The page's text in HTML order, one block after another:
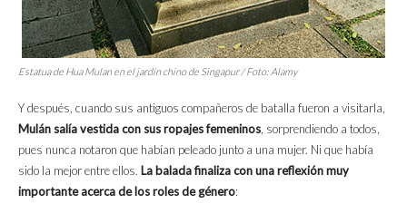
Estatua de Hua Mulan en el jardín chino de Singapur / Foto: Alamy
Y después, cuando sus antiguos compañeros de batalla fueron a visitarla,
Mulán salía vestida con sus ropajes femeninos , sorprendiendo a todos,
pues nunca notaron que habían peleado junto a una mujer. Ni que había
sido la mejor entre ellos. La balada finaliza con una reflexión muy
importante acerca de los roles de género: